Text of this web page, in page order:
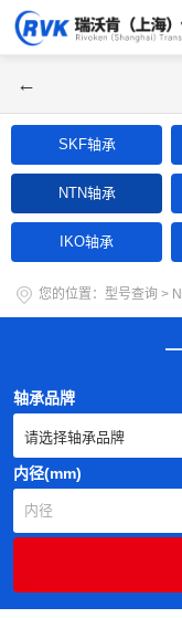
←
SKF轴承
NTN轴承
IKO轴承
您的位置： 型号查询 >
轴承品牌
内径(mm)